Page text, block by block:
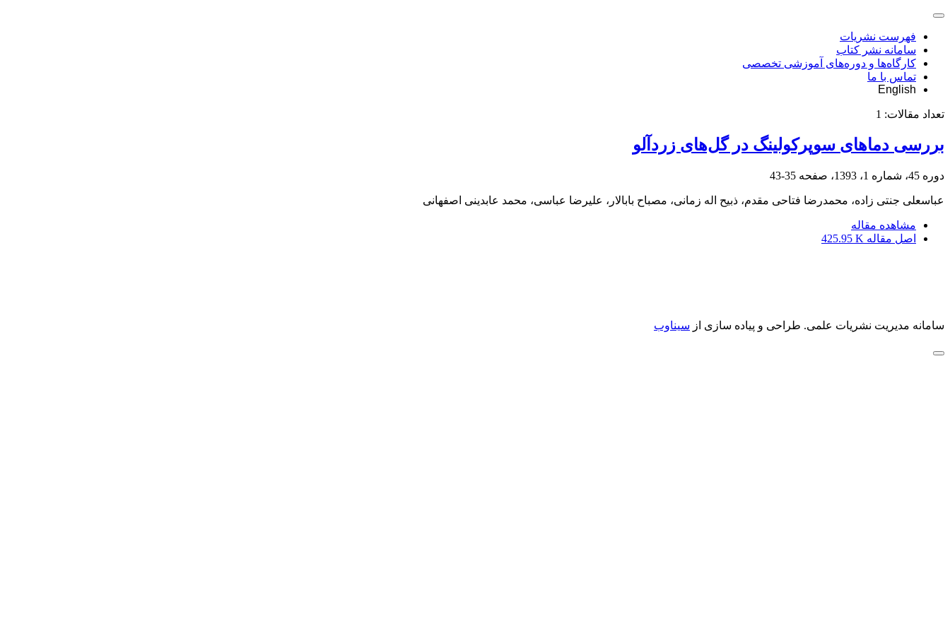
فهرست نشریات
سامانه نشر کتاب
کارگاه‌ها و دوره‌های آموزشی تخصصی
تماس با ما
English
تعداد مقالات: 1
بررسی دماهای سوپرکولینگ در گل‌های زردآلو
دوره 45، شماره 1، 1393، صفحه 35-43
عباسعلی جنتی زاده، محمدرضا فتاحی مقدم، ذبیح اله زمانی، مصباح بابالار، علیرضا عباسی، محمد عابدینی اصفهانی
مشاهده مقاله
اصل مقاله 425.95 K
سامانه مدیریت نشریات علمی. طراحی و پیاده سازی از سیناوب